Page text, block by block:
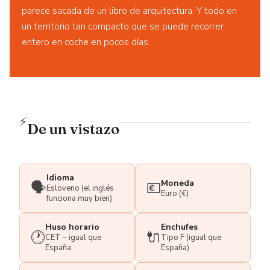
parece sacada de un libro de arquitectura. Y todo en
un territorio tan compacto que se puede recorrer
entero en coche en pocos días.
⚡De un vistazo
🗣️
Idioma
Esloveno (el inglés
funciona muy bien)
💶Moneda
Euro (€)
🕐
Huso horario
CET – igual que
España
🔌
Enchufes
Tipo F (igual que
España)